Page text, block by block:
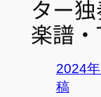
ター
楽譜
2024
稿